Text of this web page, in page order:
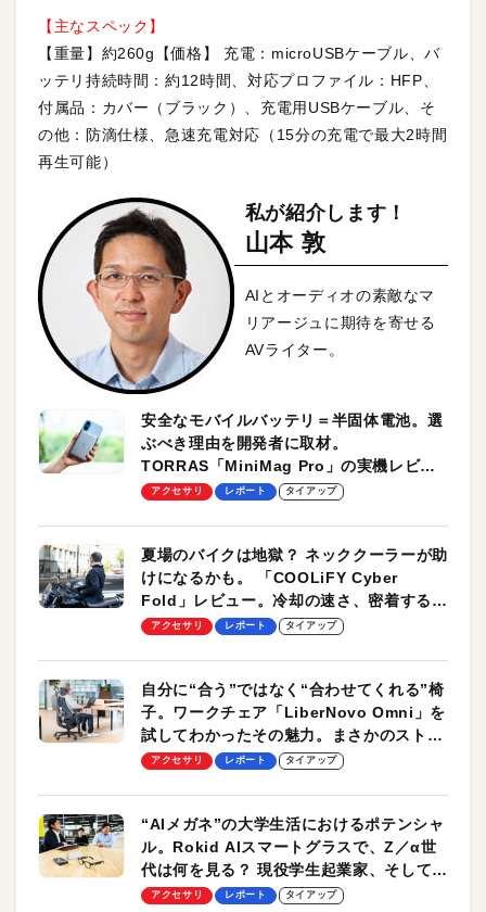
【主なスペック】
【重量】約260g【価格】 充電：microUSBケーブル、バ
ッテリ持続時間：約12時間、対応プロファイル：HFP、
付属品：カバー（ブラック）、充電用USBケーブル、そ
の他：防滴仕様、急速充電対応（15分の充電で最大2時間
再生可能）
私が紹介します！
山本 敦
AIとオーディオの素敵なマ
リアージュに期待を寄せる
AVライター。
安全なモバイルバッテリ＝半固体電池。選
ぶべき理由を開発者に取材。
TORRAS「MiniMag Pro」の実機レビュ
ーも
アクセサリ レポート タイアップ
夏場のバイクは地獄？ ネッククーラーが助
けになるかも。 「COOLiFY Cyber
Fold」レビュー。冷却の速さ、密着する冷
却プレート、シンプルな操作性がグッド！
アクセサリ レポート タイアップ
自分に“合う”ではなく“合わせてくれる”椅
子。ワークチェア「LiberNovo Omni」を
試してわかったその魅力。まさかのストレ
ッチ機能も搭載
アクセサリ レポート タイアップ
“AIメガネ”の大学生活におけるポテンシャ
ル。Rokid AIスマートグラスで、Z／α世
代は何を見る？ 現役学生起業家、そして教
授による体験会レポート【PR】
アクセサリ レポート タイアップ